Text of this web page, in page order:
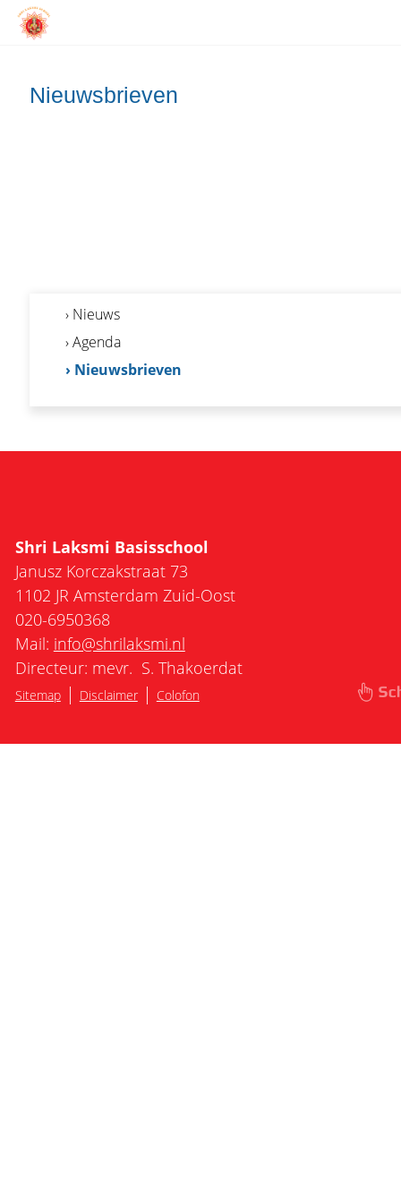
Nieuwsbrieven
› Nieuws
› Agenda
› Nieuwsbrieven
Shri Laksmi Basisschool
Janusz Korczakstraat 73
1102 JR Amsterdam Zuid-Oost
020-6950368
Mail: info@shrilaksmi.nl
Directeur: mevr. S. Thakoerdat
Sitemap| Disclaimer| Colofon